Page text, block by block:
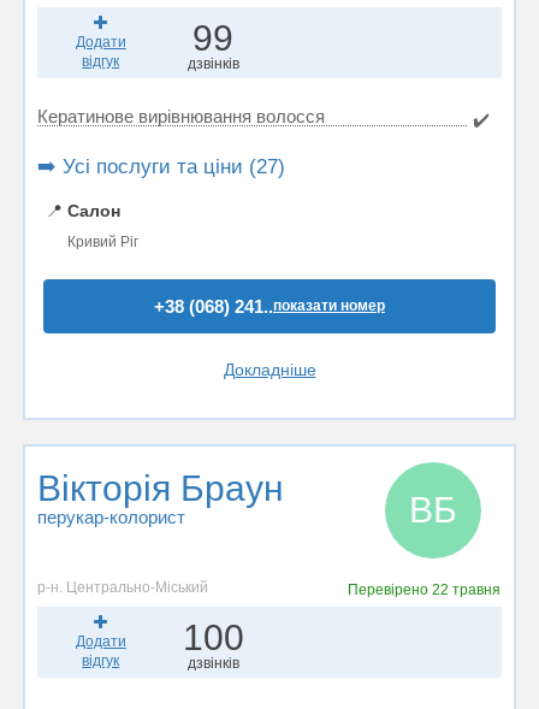
Додати
відгук
99
дзвінків
Кератинове вирівнювання волосся ✔️
➡️ Усі послуги та ціни (27)
📍 Салон
Кривий Ріг
+38 (068) 241..показати номер
Докладніше
Вікторія Браун
перукар-колорист ВБ
р-н. Центрально-Міський Перевірено22 травня
Додати
відгук
100
дзвінків